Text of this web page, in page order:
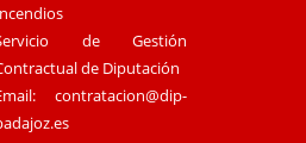
de Gestión
de Diputación
contratacion@dip-